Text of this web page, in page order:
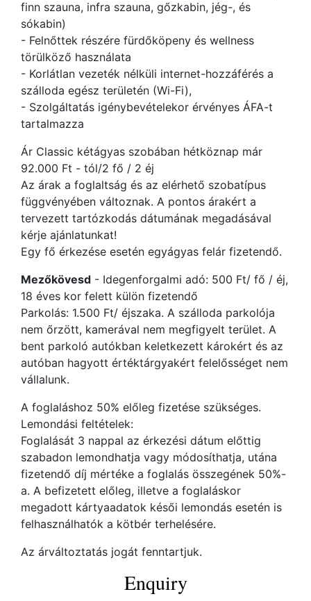
finn szauna, infra szauna, gőzkabin, jég-, és
sókabin)
- Felnőttek részére fürdőköpeny és wellness
törülköző használata
- Korlátlan vezeték nélküli internet-hozzáférés a
szálloda egész területén (Wi-Fi),
- Szolgáltatás igénybevételekor érvényes ÁFA-t
tartalmazza
Ár Classic kétágyas szobában hétköznap már
92.000 Ft - tól/2 fő / 2 éj
Az árak a foglaltság és az elérhető szobatípus
függvényében változnak. A pontos árakért a
tervezett tartózkodás dátumának megadásával
kérje ajánlatunkat!
Egy fő érkezése esetén egyágyas felár fizetendő.
Mezőkövesd - Idegenforgalmi adó: 500 Ft/ fő / éj,
18 éves kor felett külön fizetendő
Parkolás: 1.500 Ft/ éjszaka. A szálloda parkolója
nem őrzött, kamerával nem megfigyelt terület. A
bent parkoló autókban keletkezett károkért és az
autóban hagyott értéktárgyakért felelősséget nem
vállalunk.
A foglaláshoz 50% előleg fizetése szükséges.
Lemondási feltételek:
Foglalását 3 nappal az érkezési dátum előttig
szabadon lemondhatja vagy módosíthatja, utána
fizetendő díj mértéke a foglalás összegének 50%-
a. A befizetett előleg, illetve a foglaláskor
megadott kártyaadatok késői lemondás esetén is
felhasználhatók a kötbér terhelésére.
Az árváltoztatás jogát fenntartjuk.
Enquiry